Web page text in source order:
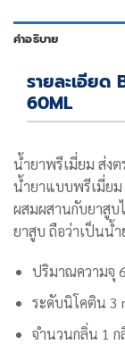
คำอธิบาย
รายละเอียด
60ML
น้ำยาพรีเมี่ยม ส่งต
น้ำยาแบบพรีเมี่ย
ผสมผสานกับยาสูบ
ยาสูบ ถือว่าเป็นน้
ปริมาณความจุ
ระดับนิโคติน 3
จำนวนกลิ่น 1 ก